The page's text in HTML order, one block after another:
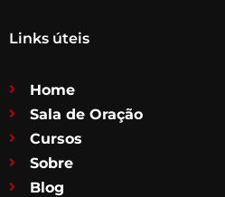
Links úteis
Home
Sala de Oração
Cursos
Sobre
Blog